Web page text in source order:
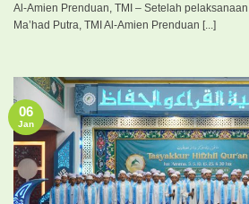
Al-Amien Prenduan, TMI – Setelah
Ma’had Putra, TMI Al-Amien Prenduan [...]
06
Jan